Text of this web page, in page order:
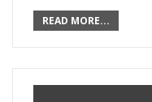
READ MORE...